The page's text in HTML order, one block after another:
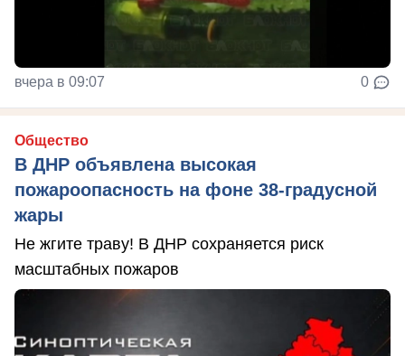
вчера в 09:07 0
Общество
В ДНР объявлена высокая
пожароопасность на фоне 38-градусной
жары
Не жгите траву! В ДНР сохраняется риск
масштабных пожаров